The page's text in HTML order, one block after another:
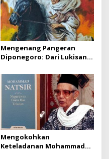
Mengenang Pangeran
Diponegoro: Dari Lukisan
Pengasingan
Mengokohkan
Keteladanan Mohammad